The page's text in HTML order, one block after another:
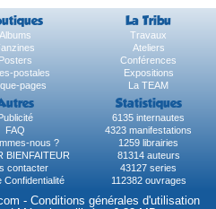
La Tribu
Albums
Travaux
Ateliers
Posters
Conférences
postales
Expositions
pages La TEAM
Statistiques
6135 internautes
FAQ
4323 manifestations
nous ?
1259 librairies
BIENFAITEUR
81314 auteurs
contacter
43127 series
Confidentialité
112382 ouvrages
- Conditions générales d'utilisation